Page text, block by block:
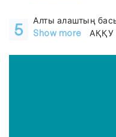
5
Алты алаштың
Show more
АҚҚУ